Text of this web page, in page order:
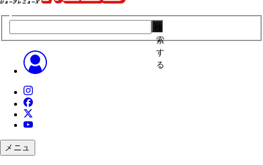
索
す
る
メニュ